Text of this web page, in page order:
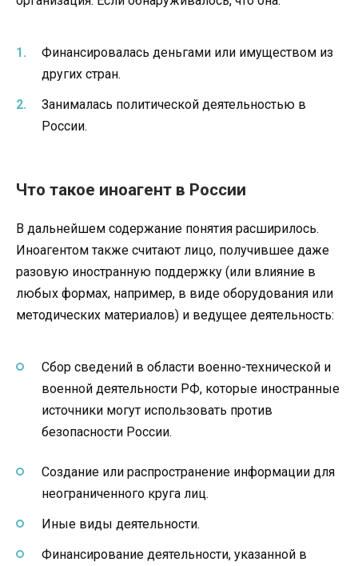
Финансировалась деньгами или имуществом из
других стран.
Занималась политической деятельностью в
России.
Что такое иноагент в России
В дальнейшем содержание понятия расширилось.
Иноагентом также считают лицо, получившее даже
разовую иностранную поддержку (или влияние в
любых формах, например, в виде оборудования или
методических материалов) и ведущее деятельность:
Сбор сведений в области военно-технической и
военной деятельности РФ, которые иностранные
источники могут использовать против
безопасности России.
Создание или распространение информации для
неограниченного круга лиц.
Иные виды деятельности.
Финансирование деятельности, указанной в